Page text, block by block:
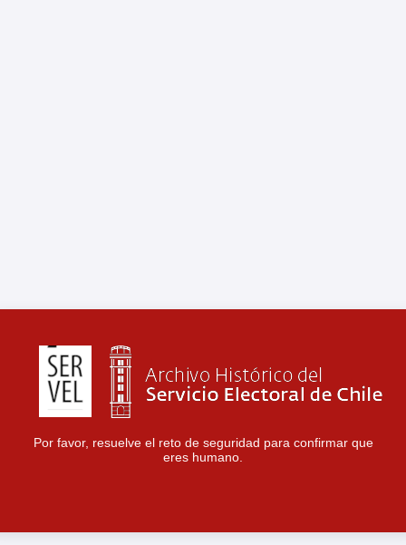
Por favor, resuelve el reto de seguridad para confirmar que
eres humano.